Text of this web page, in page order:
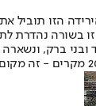
הזו תוביל
בשורה